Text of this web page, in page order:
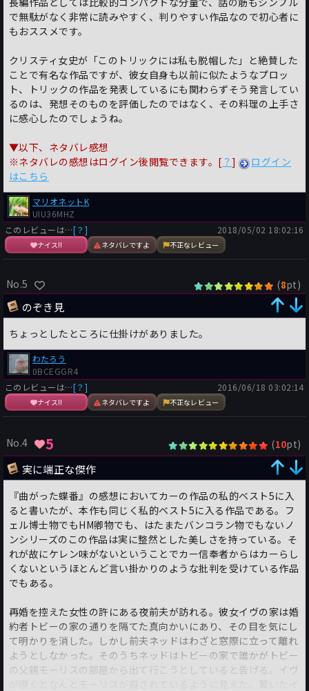
で無駄がなく非常に読みやすく、判りやすい作品なので初心者に
もおススメです。
クリスティ女史が「このトリックには私も脱帽した」と絶賛した
ことで有名な作品ですが、彼女自身も以前に似たようなプロッ
ト、トリックの作品を発表しているにも関わらずそう発言してい
るのは、発想そのものを評価したのではなく、その料理の上手さ
に感心したのでしょうね。
▼以下、ネタバレ感想
※ネタバレの感想はログイン後閲覧できます。[ ？ ]
ログイン
はこちら
マリオネットK
UIU36MHZ
このレビューは…[？]
ナイス!! ネタバレですよ 不正なレビュー
2018/05/02 18:02:16
No.5 (8pt)
のぞき見
ちょっとしたところに仕掛けがありました。
わたろう
0BCEGGR4
このレビューは…[？]
ナイス!! ネタバレですよ 不正なレビュー
2016/06/18 03:02:14
No.4 5 (10pt)
実に端正な傑作
『曲がった蝶番』の感想においてカーの作品の私的ベスト5に入
ると書いたが、本作も同じく私的ベスト5に入る作品である。フ
ェル博士物でもHM卿物でも、はたまたバンコラン物でもないノ
ンシリーズのこの作品は実に整然とした美しさを持っている。そ
れが故にケレン味がないということでカー信奉者からはカーらし
くないというほとんど言い掛かりのような批判を受けている作品
でもある。
再婚を控えた女性の許にある夜前夫が訪れる。彼女イヴの家は婚
約者トビーの家の通りを隔てた真向かいにあり、その目を気にし
て明かりを消した。しかし前夫ネッドはわざと窓際に立って離れ
ようとしなかった。そのうちネッドはトビーの家で誰かがトビー
の父親モーリスの部屋から出て行こうとしていると告げる。イヴ